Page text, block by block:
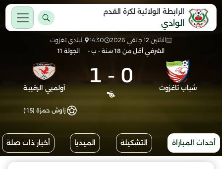
الرابطة الولائية لكرة القدم
الوادي
الاثنين 12 جانفي 2026 14:30
البلدي تغزوت
الشرفي أقل من 18 سنة - ب -
الجولة 11
شباب تاغزوت 0
-
1 أولمبي الرقيبة
زاوش حمزة (15')
أحداث المباراة التشكيلة الميديا أخبار ذات صلة